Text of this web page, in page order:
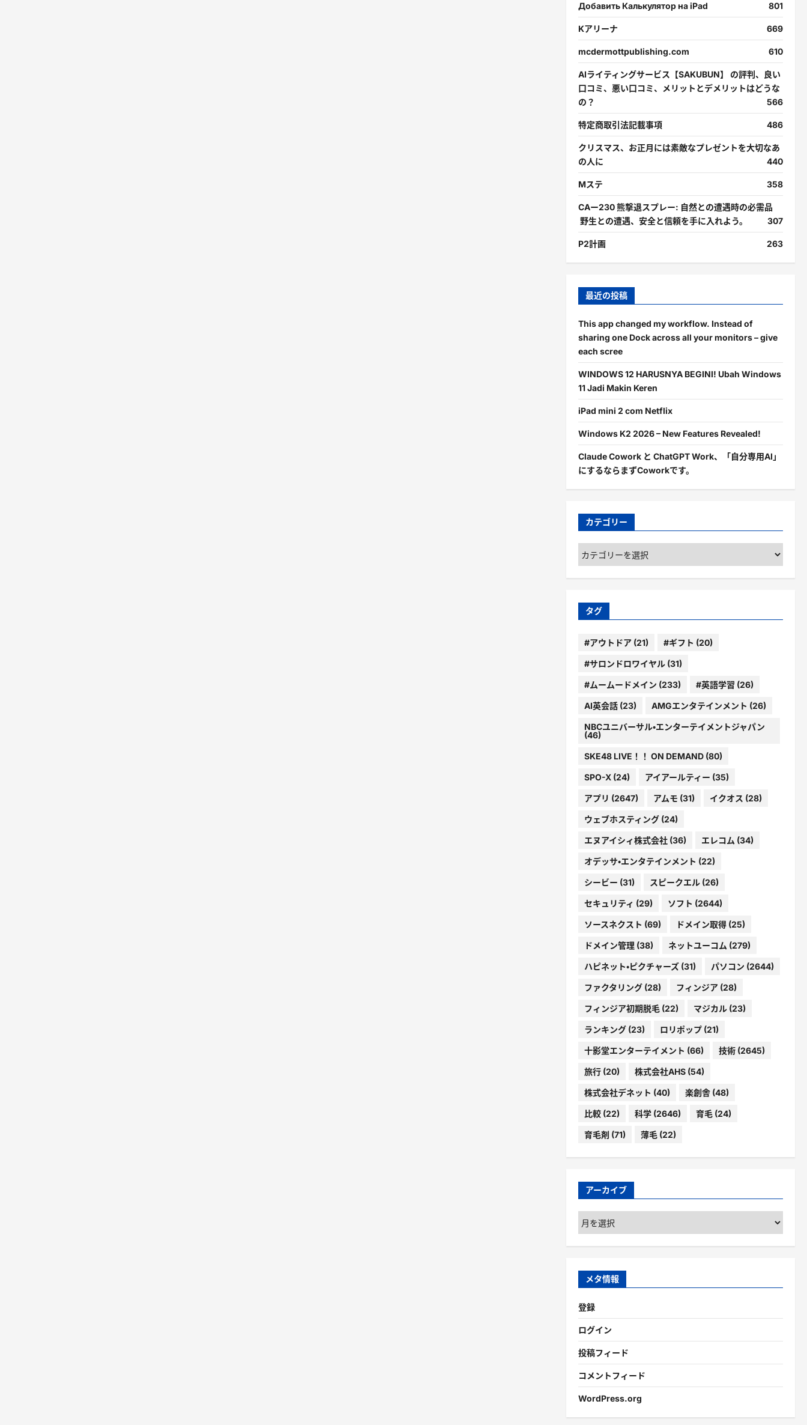
Добавить Калькулятор на iPad 801
Kアリーナ 669
mcdermottpublishing.com 610
AIライティングサービス【SAKUBUN】 の評判、良い
口コミ、悪い口コミ、メリットとデメリットはどうな
の？
566
特定商取引法記載事項 486
クリスマス、お正月には素敵なプレゼントを大切なあ
の人に
440
Mステ 358
CAー230 熊撃退スプレー: 自然との遭遇時の必需品
野生との遭遇、安全と信頼を手に入れよう。
307
P2計画 263
最近の投稿
This app changed my workflow. Instead of
sharing one Dock across all your monitors – give
each scree
WINDOWS 12 HARUSNYA BEGINI! Ubah Windows
11 Jadi Makin Keren
iPad mini 2 com Netflix
Windows K2 2026 – New Features Revealed!
Claude Cowork と ChatGPT Work、「自分専用AI」
にするならまずCoworkです。
カテゴリー
カ
テ
ゴ
ー
タグ
#アウトドア(21) #ギフト (20)
#サロンドロワイヤル(31)
#ムームードメイン (233) #英語学習 (26)
AI英会話(23) AMGエンタテインメント (26)
NBCユニバーサル・エンターテイメントジャパン
(46)
SKE48 LIVE！！ ON DEMAND(80)
SPO-X(24) アイアールティー (35)
アプリ (2647) アムモ (31) イクオス (28)
ウェブホスティング(24)
エヌアイシィ株式会社(36) エレコム (34)
オデッサ・エンタテインメント (22)
シービー (31) スピークエル(26)
セキュリティ (29) ソフト (2644)
ソースネクスト (69) ドメイン取得(25)
ドメイン管理(38) ネットユーコム (279)
ハピネット・ピクチャーズ(31) パソコン (2644)
ファクタリング(28) フィンジア(28)
フィンジア初期脱毛(22) マジカル(23)
ランキング(23) ロリポップ(21)
十影堂エンターテイメント (66) 技術(2645)
旅行(20) 株式会社AHS(54)
株式会社デネット (40) 楽創舎(48)
比較(22) 科学(2646) 育毛(24)
育毛剤 (71) 薄毛(22)
アーカイブ
ア
ー
カ
ブ
メタ情報
登録
ログイン
投稿フィード
コメントフィード
WordPress.org